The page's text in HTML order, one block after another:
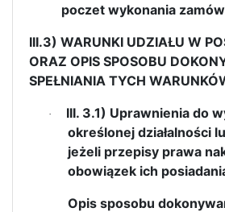
poczet wykonania
III.3) WARUNKI UDZIAŁU W
ORAZ OPIS SPOSOBU
SPEŁNIANIA TYCH
·
III. 3.1) Uprawnienia do
określonej działalności
jeżeli przepisy prawa
obowiązek ich
Opis sposobu